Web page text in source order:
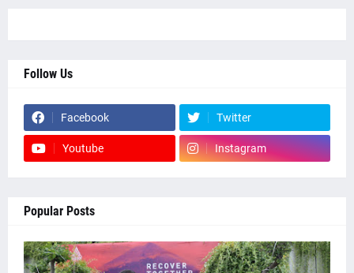
Follow Us
Facebook Twitter
Youtube Instagram
Popular Posts